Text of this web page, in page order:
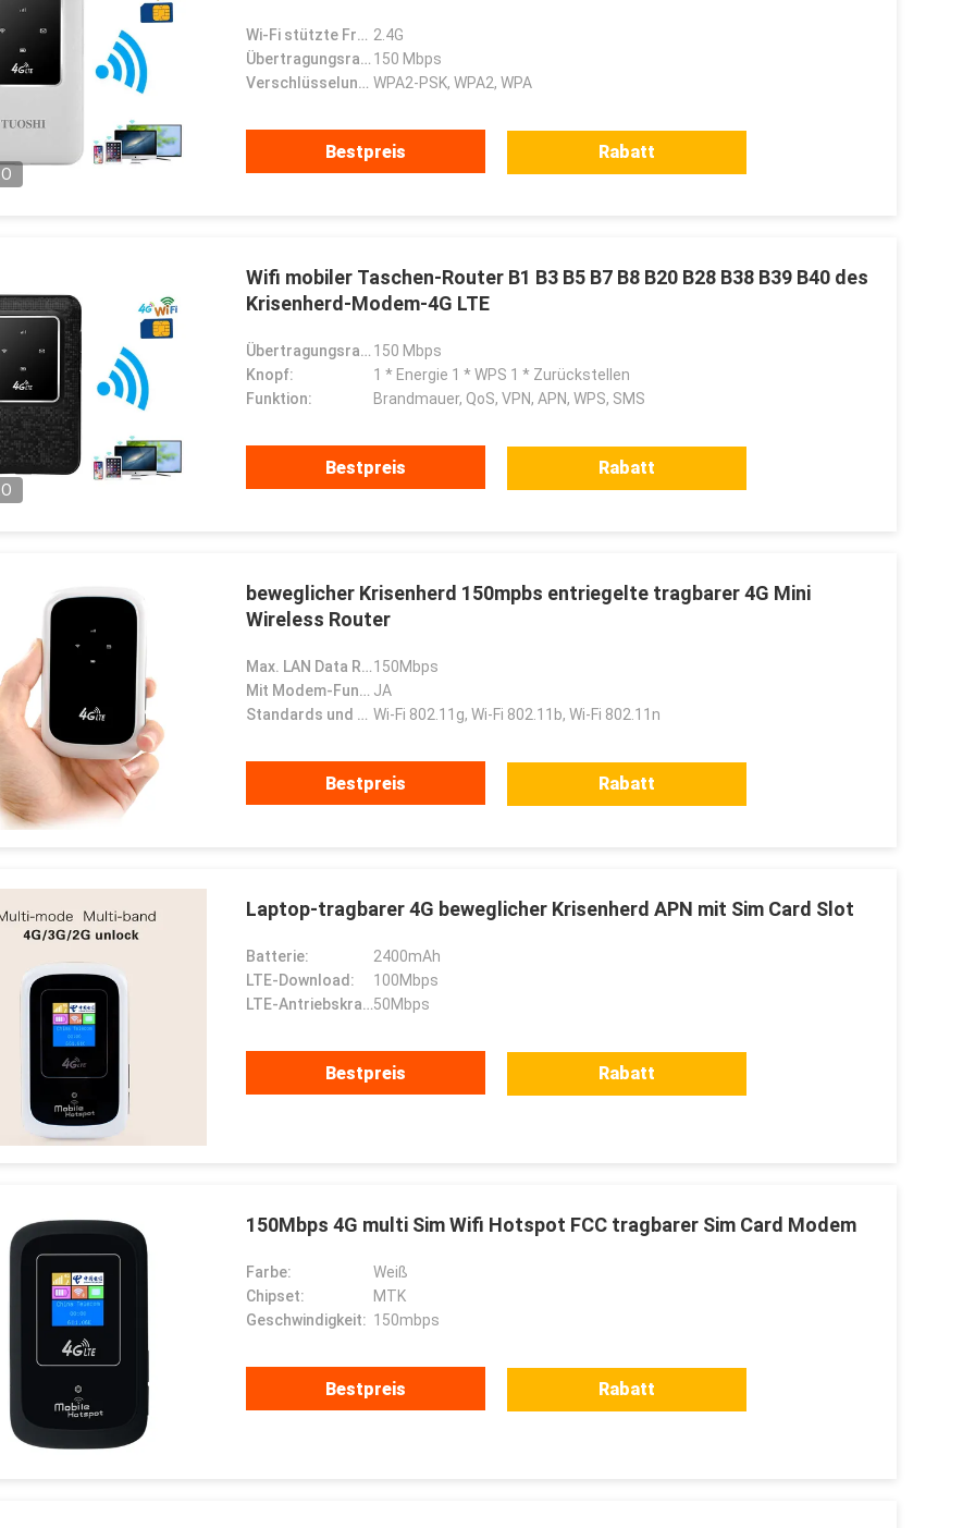
Wi-Fi stützte Frequenz: 2.4G
Übertragungsrate 2.4G Wi-Fi: 150 Mbps
Verschlüsselungs-Art: WPA2-PSK, WPA2, WPA
Bestpreis Rabatt
Wifi mobiler Taschen-Router B1 B3 B5 B7 B8 B20 B28 B38 B39 B40 des
Krisenherd-Modem-4G LTE
Übertragungsrate 2.4G Wi-Fi: 150 Mbps
Knopf:
1 * Energie 1 * WPS 1 * Zurückstellen
Funktion:
Brandmauer, QoS, VPN, APN, WPS, SMS
Bestpreis Rabatt
beweglicher Krisenherd 150mpbs entriegelte tragbarer 4G Mini
Wireless Router
Max. LAN Data Rate:150Mbps
Mit Modem-Funktion: JA
Standards und Protokolle: Wi-Fi 802.11g, Wi-Fi 802.11b, Wi-Fi 802.11n
Bestpreis Rabatt
Laptop-tragbarer 4G beweglicher Krisenherd APN mit Sim Card Slot
Batterie:
2400mAh
LTE-Download:
100Mbps
LTE-Antriebskraft:50Mbps
Bestpreis Rabatt
150Mbps 4G multi Sim Wifi Hotspot FCC tragbarer Sim Card Modem
Farbe:
Weiß
Chipset:
MTK
Geschwindigkeit: 150mbps
Bestpreis Rabatt